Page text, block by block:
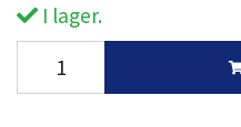
I lager.